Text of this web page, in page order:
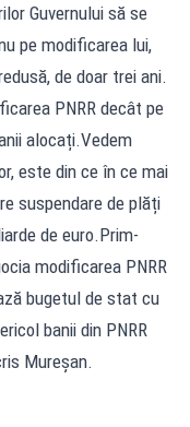
Guvernului să se
pe modificarea lui,
de doar trei ani.
PNRR decât pe
alocați.Vedem
este din ce în ce mai
suspendare de plăți
de euro.Prim-
modificarea PNRR
bugetul de stat cu
banii din PNRR
Mureșan.